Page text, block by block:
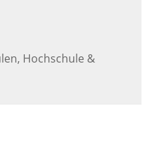
Hochschule &